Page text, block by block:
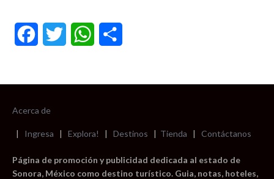
FacebookTwitter WhatsApp
Acerca de
| Ingresa | Explora! | Destinos | Tienda | Contáctanos
Página de promoción y publicidad dedicada al estado de
Sonora, México como destino turístico. Guia, notas, hoteles,